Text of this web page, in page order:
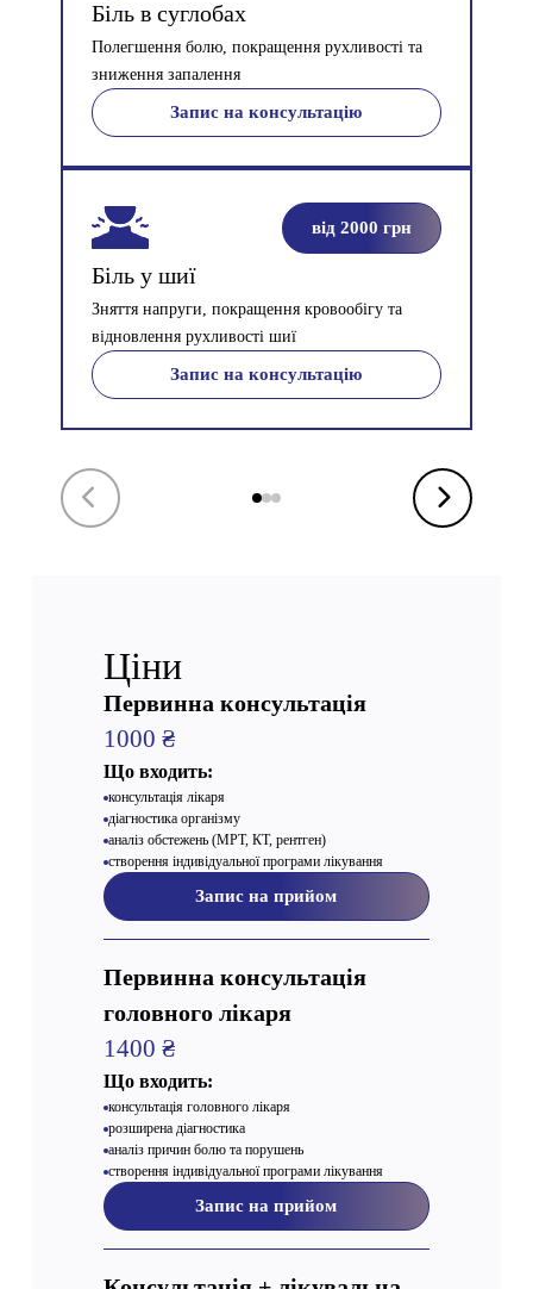
Біль в суглобах
Полегшення болю, покращення рухливості та
зниження запалення
Запис на консультацію
від 2000 грн
Біль у шиї
Зняття напруги, покращення кровообігу та
відновлення рухливості шиї
Запис на консультацію
Ціни
Первинна консультація
1000 ₴
Що входить:
консультація лікаря
діагностика організму
аналіз обстежень (МРТ, КТ, рентген)
створення індивідуальної програми лікування
Запис на прийом
Первинна консультація
головного лікаря
1400 ₴
Що входить:
консультація головного лікаря
розширена діагностика
аналіз причин болю та порушень
створення індивідуальної програми лікування
Запис на прийом